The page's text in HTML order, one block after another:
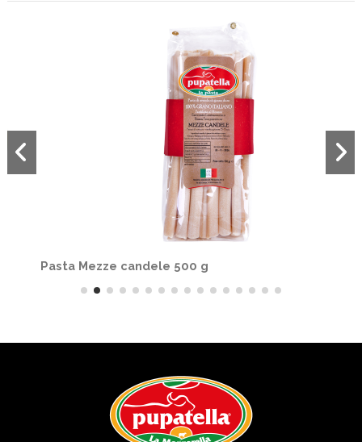
Pasta Mezze candele 500 g